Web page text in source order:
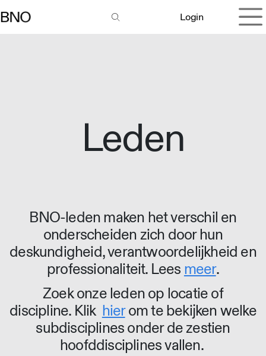
Login
Leden
BNO-leden maken het verschil en
onderscheiden zich door hun
deskundigheid, verantwoordelijkheid en
professionaliteit. Lees meer.
Zoek onze leden op locatie of
discipline. Klik hierom te bekijken welke
subdisciplines onder de zestien
hoofddisciplines vallen.